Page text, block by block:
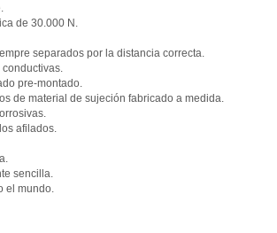
de 30.000 N.
separados por la distancia correcta.
conductivas.
pre-montado.
de material de sujeción fabricado a medida.
afilados.
sencilla.
el mundo.